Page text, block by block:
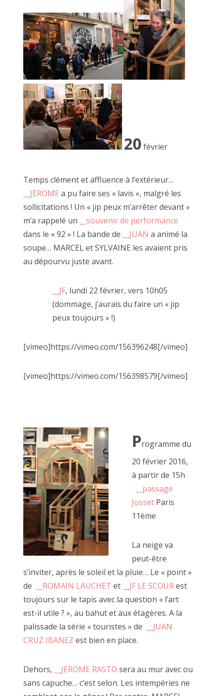
2020 avril
2020 mars
2020 février
2020 janvier
2019 décembre
2019 novembre
2019 octobre
2019 juillet
2019 août
2019 juin
2019 mai
2019 avril
2019 janvier
2018 octobre
2018 juillet
2018 juin
2018 mai
2018 avril
2018 mars
2018 février
2017 décembre
2017 novembre
2017 octobre
2017 septembre
2017 août
2017 juillet
20 février
Temps clément et affluence à l’extérieur…
__JEROME a pu faire ses « lavis », malgré les
sollicitations ! Un « jip peux m’arrêter devant »
m’a rappelé un
__souvenir de performance
dans le « 92 » ! La bande de
__JUAN a animé la
soupe… MARCEL et SYLVAINE les avaient pris
au dépourvu juste avant.
__JF, lundi 22 février, vers 10h05
(dommage, j’aurais du faire un « jip
peux toujours » !)
[vimeo]https://vimeo.com/156396248[/vimeo]
[vimeo]https://vimeo.com/156398579[/vimeo]
Programme du
20 février 2016,
à partir de 15h
__passage
Josset Paris
11ème
La neige va
peut-être
s’inviter, après le soleil et la pluie… Le « point »
de
__ROMAIN LAUCHET et __JF LE SCOURest
toujours sur le tapis avec la question « l’art
est-il utile ? », au bahut et aux étagères. A la
palissade la série « touristes » de
__JUAN
CRUZ IBANEZ est bien en place.
Dehors, __JEROME RASTO sera au mur avec ou
sans capuche… c’est selon. Les intempéries ne
juillet 2018, à côté
Vous l'aurez compris, l'obsession guide l'artiste et c'est ce
tirer dessus chaque samedi.
Scour propose une expérience immersive
A travers de multiples performances, il nous invite au jeu
de la création, du FAIRE dans le partage.
Vous passez d'ici à là en un petit rebond :
l'exposition.